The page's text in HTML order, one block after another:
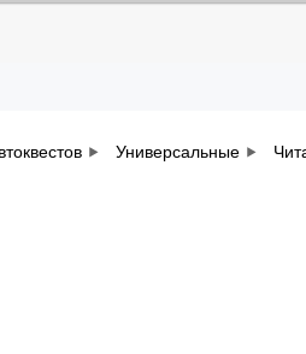
Универсальные